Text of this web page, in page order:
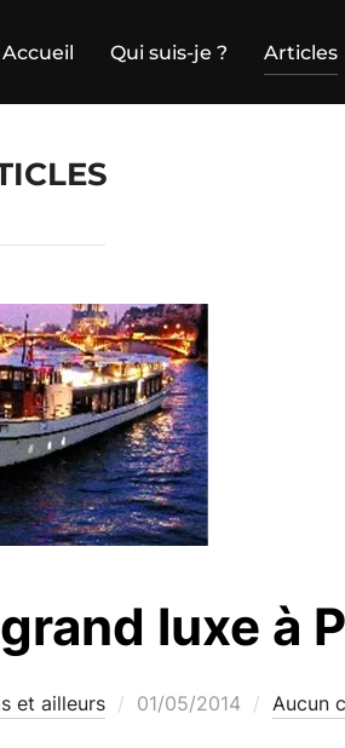
Accueil Qui suis-je ? Articles
luxe à
et ailleurs
Publié
01/05/2014 Aucun